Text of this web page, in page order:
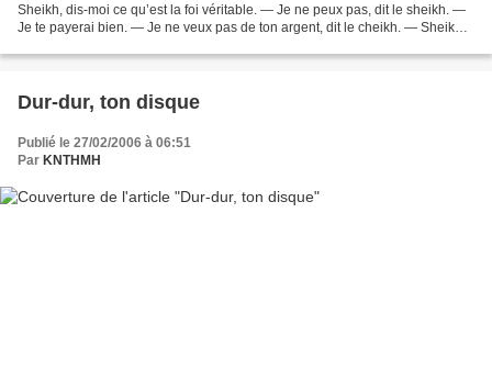
Sheikh, dis-moi ce qu’est la foi véritable. — Je ne peux pas, dit le sheikh. —
Je te payerai bien. — Je ne veux pas de ton argent, dit le cheikh. — Sheikh,
Dur-dur, ton disque
Publié le 27/02/2006 à 06:51
Par KNTHMH